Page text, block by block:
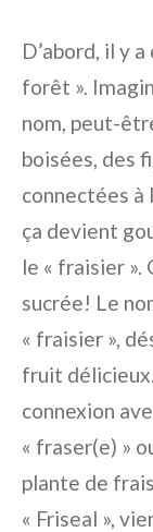
D’abord, il y
forêt ».
nom, peut-
boisées, des
connectées à
ça devient
le « fraisier
sucrée! Le
« fraisier »,
fruit
connexion
« fraser(e) »
plante de
« Friseal »,